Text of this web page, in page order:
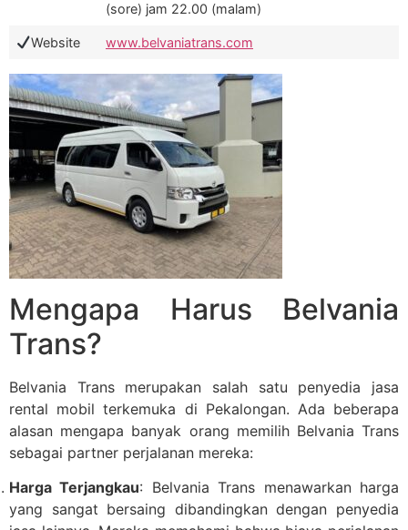
(sore) jam 22.00 (malam)
Website www.belvaniatrans.com
Mengapa Harus Belvania
Trans?
Belvania Trans merupakan salah satu penyedia jasa
rental mobil terkemuka di Pekalongan. Ada beberapa
alasan mengapa banyak orang memilih Belvania Trans
sebagai partner perjalanan mereka:
Harga Terjangkau: Belvania Trans menawarkan harga
yang sangat bersaing dibandingkan dengan penyedia